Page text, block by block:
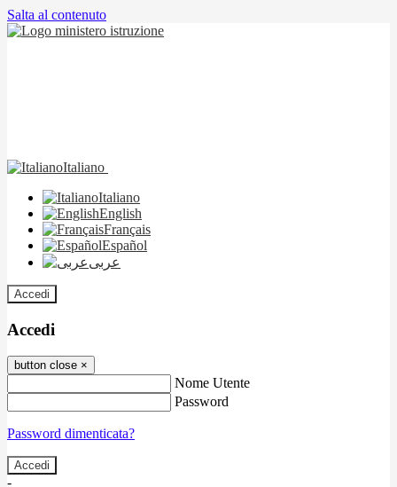
Salta al contenuto
Italiano
Italiano
English
Français
Español
عربى
Accedi
Accedi
button close ×
Nome Utente
Password
Password dimenticata?
-